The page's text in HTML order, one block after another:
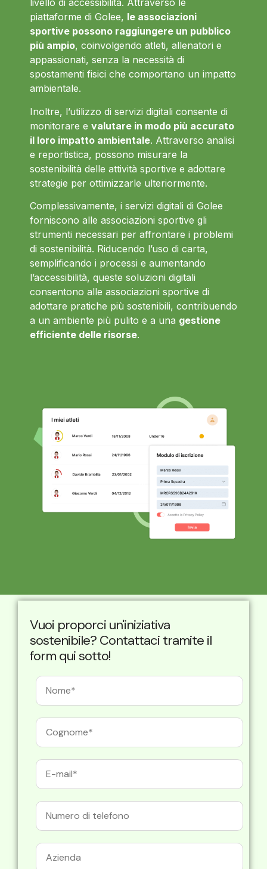
livello di accessibilità. Attraverso le
piattaforme di Golee, le associazioni
sportive possono raggiungere un pubblico
più ampio, coinvolgendo atleti, allenatori e
appassionati, senza la necessità di
spostamenti fisici che comportano un impatto
ambientale.
Inoltre, l’utilizzo di servizi digitali consente di
monitorare e valutare in modo più accurato
il loro impatto ambientale. Attraverso analisi
e reportistica, possono misurare la
sostenibilità delle attività sportive e adottare
strategie per ottimizzarle ulteriormente.
Complessivamente, i servizi digitali di Golee
forniscono alle associazioni sportive gli
strumenti necessari per affrontare i problemi
di sostenibilità. Riducendo l’uso di carta,
semplificando i processi e aumentando
l’accessibilità, queste soluzioni digitali
consentono alle associazioni sportive di
adottare pratiche più sostenibili, contribuendo
a un ambiente più pulito e a una gestione
efficiente delle risorse.
Vuoi proporci un'iniziativa
sostenibile? Contattaci tramite il
form qui sotto!